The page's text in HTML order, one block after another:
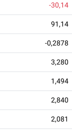
-30,14
91,14
-0,2878
3,280
1,494
2,840
2,081